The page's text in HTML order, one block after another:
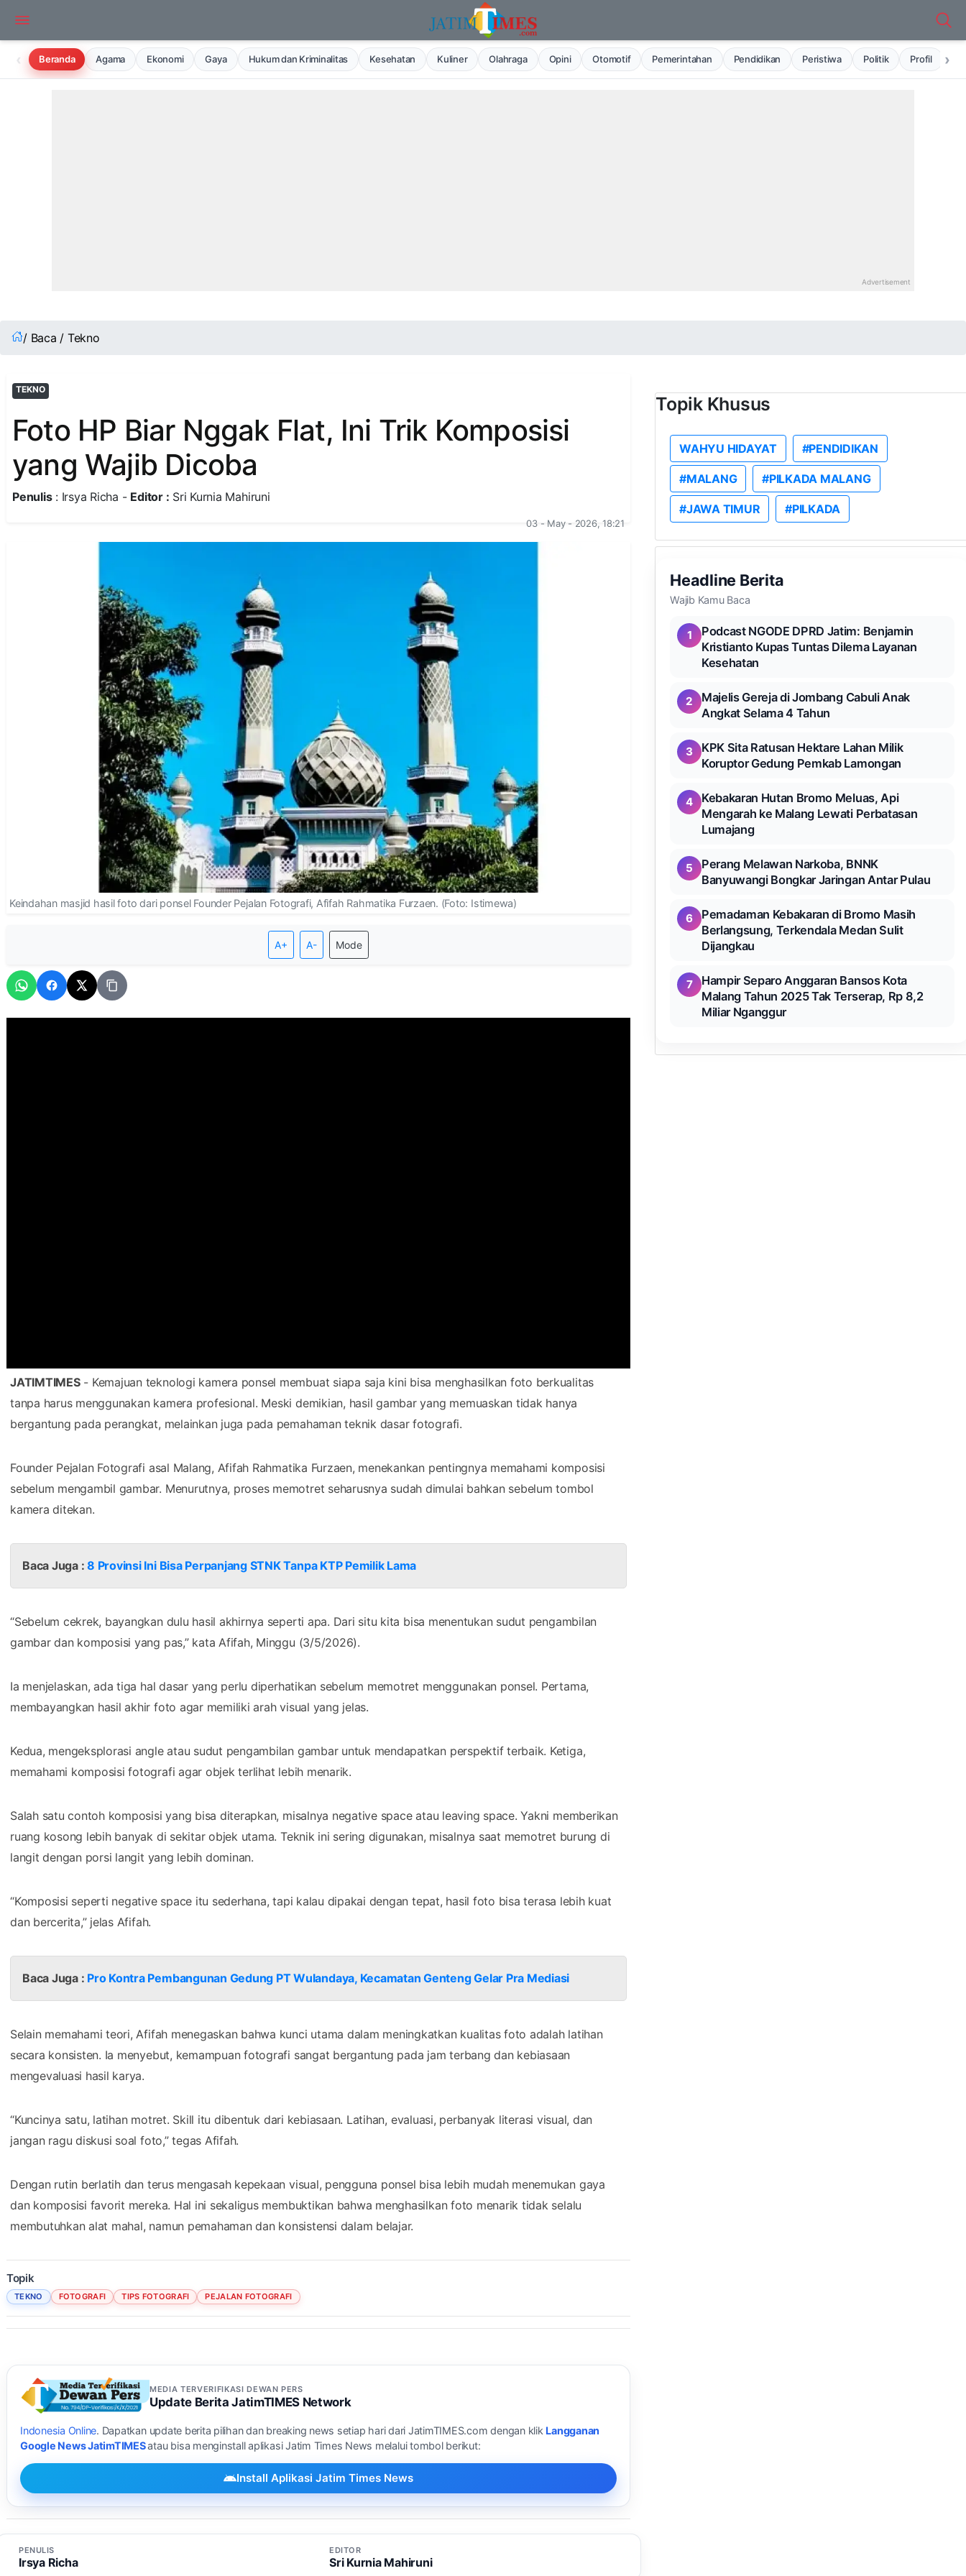
‹ Beranda Agama Ekonomi Gaya Hukum dan Kriminalitas Kesehatan Kuliner Olahraga Opini Otomotif Pemerintahan Pendidikan Peristiwa Politik Profil ›
/ Baca / Tekno
TEKNO
Foto HP Biar Nggak Flat, Ini Trik Komposisi
yang Wajib Dicoba
Penulis: Irsya Richa - Editor : Sri Kurnia Mahiruni
03 - May - 2026, 18:21
Keindahan masjid hasil foto dari ponsel Founder Pejalan Fotografi, Afifah Rahmatika Furzaen. (Foto: Istimewa)
A+ A- Mode
JATIMTIMES- Kemajuan teknologi kamera ponsel membuat siapa saja kini bisa menghasilkan foto berkualitas
tanpa harus menggunakan kamera profesional. Meski demikian, hasil gambar yang memuaskan tidak hanya
bergantung pada perangkat, melainkan juga pada pemahaman teknik dasar fotografi.
Founder Pejalan Fotografi asal Malang, Afifah Rahmatika Furzaen, menekankan pentingnya memahami komposisi
sebelum mengambil gambar. Menurutnya, proses memotret seharusnya sudah dimulai bahkan sebelum tombol
kamera ditekan.
Baca Juga :8 Provinsi Ini Bisa Perpanjang STNK Tanpa KTP Pemilik Lama
“Sebelum cekrek, bayangkan dulu hasil akhirnya seperti apa. Dari situ kita bisa menentukan sudut pengambilan
gambar dan komposisi yang pas,” kata Afifah, Minggu (3/5/2026).
Ia menjelaskan, ada tiga hal dasar yang perlu diperhatikan sebelum memotret menggunakan ponsel. Pertama,
membayangkan hasil akhir foto agar memiliki arah visual yang jelas.
Kedua, mengeksplorasi angle atau sudut pengambilan gambar untuk mendapatkan perspektif terbaik. Ketiga,
memahami komposisi fotografi agar objek terlihat lebih menarik.
Salah satu contoh komposisi yang bisa diterapkan, misalnya negative space atau leaving space. Yakni memberikan
ruang kosong lebih banyak di sekitar objek utama. Teknik ini sering digunakan, misalnya saat memotret burung di
langit dengan porsi langit yang lebih dominan.
“Komposisi seperti negative space itu sederhana, tapi kalau dipakai dengan tepat, hasil foto bisa terasa lebih kuat
dan bercerita,” jelas Afifah.
Baca Juga : Pro Kontra Pembangunan Gedung PT Wulandaya, Kecamatan Genteng Gelar Pra Mediasi
Selain memahami teori, Afifah menegaskan bahwa kunci utama dalam meningkatkan kualitas foto adalah latihan
secara konsisten. Ia menyebut, kemampuan fotografi sangat bergantung pada jam terbang dan kebiasaan
mengevaluasi hasil karya.
“Kuncinya satu, latihan motret. Skill itu dibentuk dari kebiasaan. Latihan, evaluasi, perbanyak literasi visual, dan
jangan ragu diskusi soal foto,” tegas Afifah.
Dengan rutin berlatih dan terus mengasah kepekaan visual, pengguna ponsel bisa lebih mudah menemukan gaya
dan komposisi favorit mereka. Hal ini sekaligus membuktikan bahwa menghasilkan foto menarik tidak selalu
membutuhkan alat mahal, namun pemahaman dan konsistensi dalam belajar.
Topik
TEKNO FOTOGRAFI TIPS FOTOGRAFI PEJALAN FOTOGRAFI
MEDIA TERVERIFIKASI DEWAN PERS
Update Berita JatimTIMES Network
Indonesia Online. Dapatkan update berita pilihan dan breaking news setiap hari dari JatimTIMES.com dengan klik Langganan
Google News JatimTIMESatau bisa menginstall aplikasi Jatim Times News melalui tombol berikut:
Install Aplikasi Jatim Times News
PENULIS
Irsya Richa
EDITOR
Sri Kurnia Mahiruni
Topik Khusus
WAHYU HIDAYAT #PENDIDIKAN
#MALANG #PILKADA MALANG
#JAWA TIMUR #PILKADA
Headline Berita
Wajib Kamu Baca
1
Podcast NGODE DPRD Jatim: Benjamin
Kristianto Kupas Tuntas Dilema Layanan
Kesehatan
2
Majelis Gereja di Jombang Cabuli Anak
Angkat Selama 4 Tahun
3
KPK Sita Ratusan Hektare Lahan Milik
Koruptor Gedung Pemkab Lamongan
4
Kebakaran Hutan Bromo Meluas, Api
Mengarah ke Malang Lewati Perbatasan
Lumajang
5
Perang Melawan Narkoba, BNNK
Banyuwangi Bongkar Jaringan Antar Pulau
6
Pemadaman Kebakaran di Bromo Masih
Berlangsung, Terkendala Medan Sulit
Dijangkau
7
Hampir Separo Anggaran Bansos Kota
Malang Tahun 2025 Tak Terserap, Rp 8,2
Miliar Nganggur